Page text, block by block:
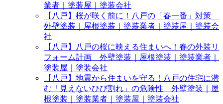
業者｜塗装屋｜塗装会社
【八戸】桜が咲く前に！八戸の「春一番」対策
外壁塗装｜屋根塗装｜塗装業者｜塗装屋｜塗装会
社
【八戸】八戸の桜に映える住まいへ！春の外装リ
フォーム計画 外壁塗装｜屋根塗装｜塗装業者｜
塗装屋｜塗装会社
【八戸】地震から住まいを守る！八戸の住宅に潜
む「見えないひび割れ」の危険性 外壁塗装｜屋
根塗装｜塗装業者｜塗装屋｜塗装会社